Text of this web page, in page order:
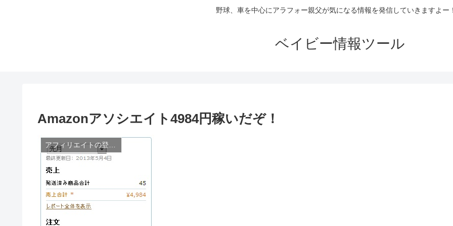
野球、車を中心にアラフォー親父が気になる情報を発信していきますよー
ベイビー情報ツール
Amazonアソシエイト4984円稼いだぞ！
アフィリエイトの登録と稼ぎ方